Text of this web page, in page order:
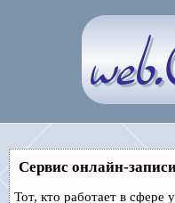
Сервис онлайн-
Тот, кто работает в сфере